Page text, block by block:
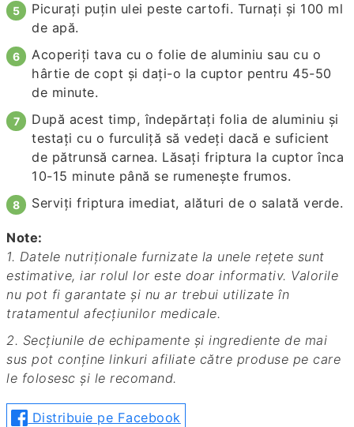
Picuraţi puţin ulei peste cartofi. Turnaţi şi 100 ml
de apă.
Acoperiţi tava cu o folie de aluminiu sau cu o
hârtie de copt şi daţi-o la cuptor pentru 45-50
de minute.
După acest timp, îndepărtaţi folia de aluminiu şi
testaţi cu o furculiţă să vedeţi dacă e suficient
de pătrunsă carnea. Lăsaţi friptura la cuptor înca
10-15 minute până se rumeneşte frumos.
Serviţi friptura imediat, alături de o salată verde.
Note:
1. Datele nutriționale furnizate la unele rețete sunt
estimative, iar rolul lor este doar informativ. Valorile
nu pot fi garantate și nu ar trebui utilizate în
tratamentul afecțiunilor medicale.
2. Secțiunile de echipamente și ingrediente de mai
sus pot conține linkuri afiliate către produse pe care
le folosesc și le recomand.
Distribuie pe Facebook